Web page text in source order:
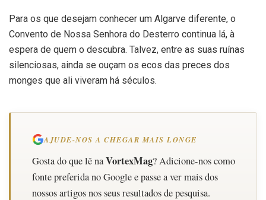
Para os que desejam conhecer um Algarve diferente, o
Convento de Nossa Senhora do Desterro continua lá, à
espera de quem o descubra. Talvez, entre as suas ruínas
silenciosas, ainda se ouçam os ecos das preces dos
monges que ali viveram há séculos.
AJUDE-NOS A CHEGAR MAIS LONGE
Gosta do que lê naVortexMag? Adicione-nos como
fonte preferida no Google e passe a ver mais dos
nossos artigos nos seus resultados de pesquisa.